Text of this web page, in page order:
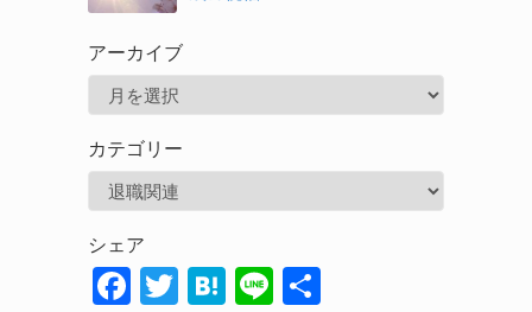
アーカイブ
カ
カテゴリー
ゴ
リ
シェア
F T H Li